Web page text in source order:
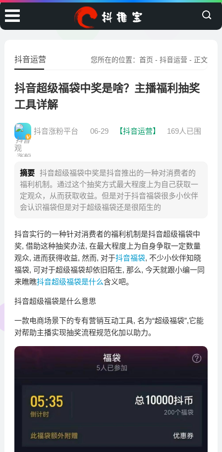
您所在的位置：首页 -抖音运营 - 正文
抖音运营
抖音超级福袋中奖是啥？主播福利抽奖
工具详解
抖音涨粉平台 06-29 【抖音运营】
169人已围
观
摘要 抖音超级福袋中奖是抖音推出的一种对消费者的
福利机制。通过这个抽奖方式最大程度上为自己获取一
定观众，从而获取收益。但是对于抖音福袋很多小伙伴
会认识福袋但是对于超级福袋还是很陌生的
抖音实行的一种针对消费者的福利机制是抖音超级福袋中
奖, 借助这种抽奖办法, 在最大程度上为自身争取一定数量
观众, 进而获得收益, 然而, 对于抖音福袋, 不少小伙伴知晓
福袋, 可对于超级福袋却依旧陌生, 那么, 今天就跟小编一同
来瞧瞧抖音超级福袋是什么含义吧。
抖音超级福袋是什么意思
一款电商场景下的专有营销互动工具, 名为“超级福袋”,它能
对帮助主播实现抽奖流程规范化加以助力。